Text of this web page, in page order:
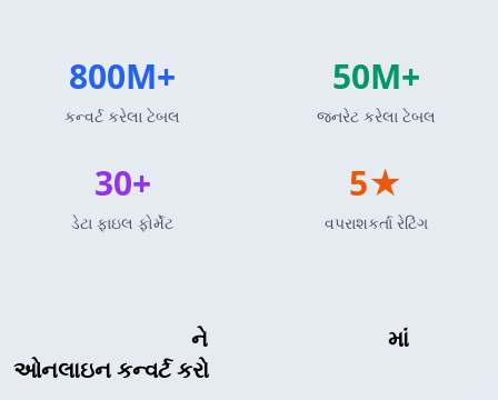
ને
માં
ઓનલાઇન કન્વર્ટ કરો
800M+
કન્વર્ટ કરેલા ટેબલ
50M+
જનરેટ કરેલા ટેબલ
30+
ડેટા ફાઇલ ફોર્મેટ
5★
વપરાશકર્તા રેટિંગ